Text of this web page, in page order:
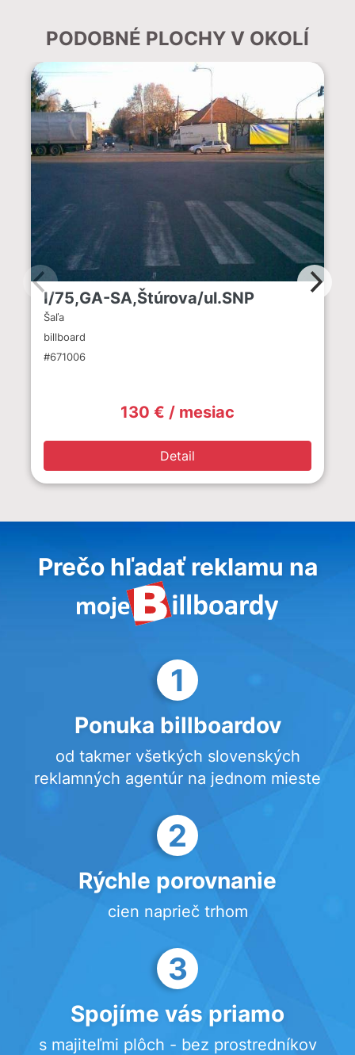
PODOBNÉ PLOCHY V OKOLÍ
I/75,GA-SA,Štúrova/ul.SNP
Šaľa
billboard
#671006
130 € / mesiac
Detail
Prečo hľadať reklamu na
1
Ponuka billboardov
od takmer všetkých slovenských
reklamných agentúr na jednom mieste
2
Rýchle porovnanie
cien naprieč trhom
3
Spojíme vás priamo
s majiteľmi plôch - bez prostredníkov